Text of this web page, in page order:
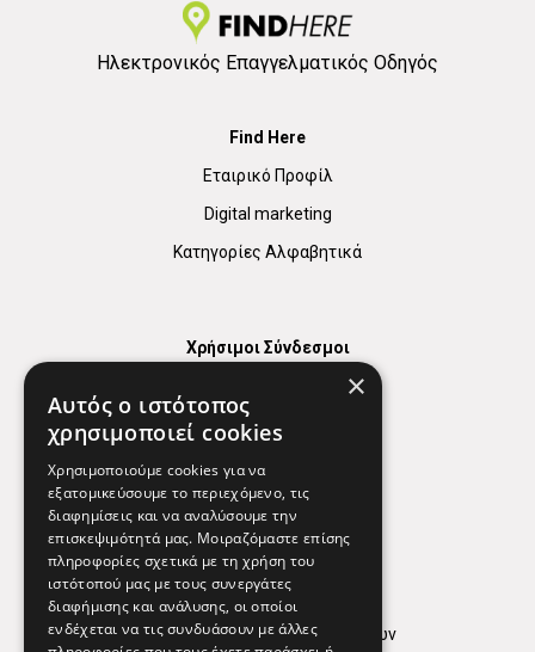
Ηλεκτρονικός Επαγγελματικός Οδηγός
Find Here
Εταιρικό Προφίλ
Digital marketing
Κατηγορίες Αλφαβητικά
Χρήσιμοι Σύνδεσμοι
Χρήσιμα Τηλέφωνα
Εφημερεύοντα Φαρμακεία
Απόρρητο
Όροι Χρήσης
Πολιτική προστασίας δεδομένων
×
Αυτός ο ιστότοπος
χρησιμοποιεί cookies
Χρησιμοποιούμε cookies για να
εξατομικεύσουμε το περιεχόμενο, τις
διαφημίσεις και να αναλύσουμε την
επισκεψιμότητά μας. Μοιραζόμαστε επίσης
πληροφορίες σχετικά με τη χρήση του
ιστότοπού μας με τους συνεργάτες
διαφήμισης και ανάλυσης, οι οποίοι
ενδέχεται να τις συνδυάσουν με άλλες